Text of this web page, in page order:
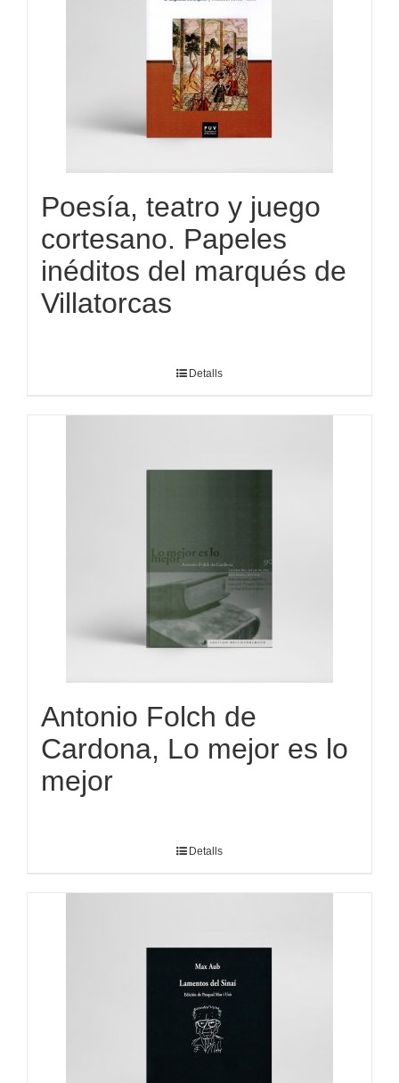
Poesía, teatro y juego
cortesano. Papeles
inéditos del marqués de
Villatorcas
Detalls
Antonio Folch de
Cardona, Lo mejor es lo
mejor
Detalls